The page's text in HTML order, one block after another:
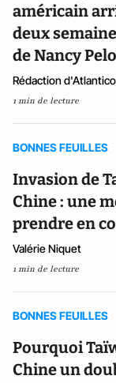
américain
deux
de Nancy
Rédaction d'Atlantico
1 min de lecture
BONNES FEUILLES
Invasion de
Chine : une
prendre en
Valérie Niquet
1 min de lecture
BONNES FEUILLES
Pourquoi
Chine un